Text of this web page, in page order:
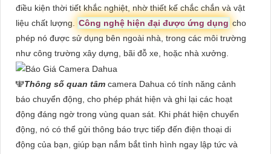
điều kiện thời tiết khắc nghiệt, nhờ thiết kế chắc chắn và vật
liệu chất lượng. Công nghệ hiện đại được ứng dụng cho
phép nó được sử dụng bên ngoài nhà, trong các môi trường
như công trường xây dựng, bãi đỗ xe, hoặc nhà xưởng.
️🕎Thông số quan tâm camera Dahua có tính năng cảnh
báo chuyển động, cho phép phát hiện và ghi lại các hoạt
động đáng ngờ trong vùng quan sát. Khi phát hiện chuyển
động, nó có thể gửi thông báo trực tiếp đến điện thoại di
động của bạn, giúp bạn nắm bắt tình hình ngay lập tức và